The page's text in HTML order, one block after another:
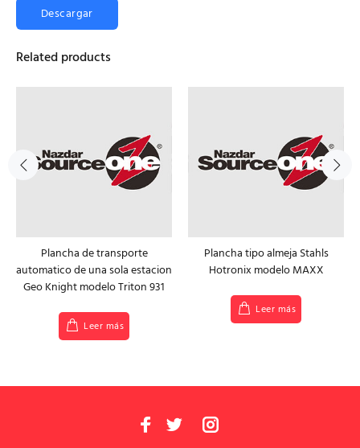
Descargar
Related products
Plancha de transporte
automatico de una sola estacion
Geo Knight modelo Triton 931
Leer más
Plancha tipo almeja Stahls
Hotronix modelo MAXX
Leer más